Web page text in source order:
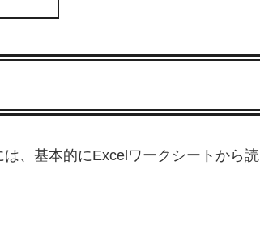
、基本的にExcelワークシートから読